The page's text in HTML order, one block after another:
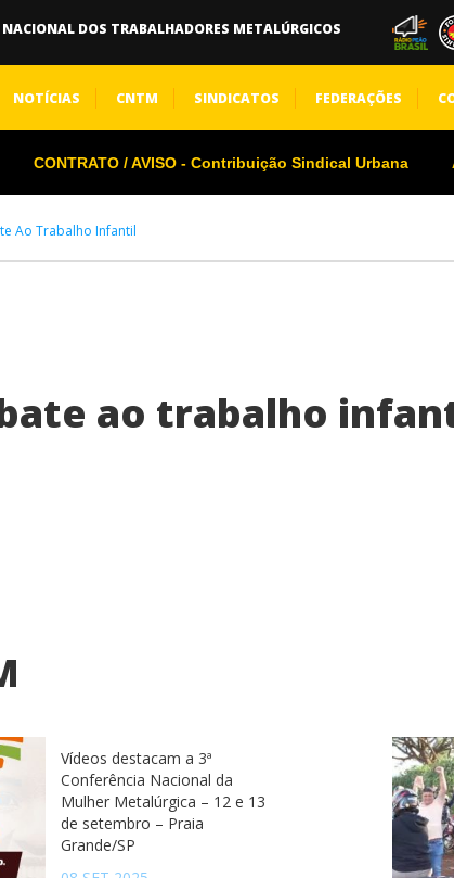
NACIONAL DOS TRABALHADORES METALÚRGICOS
NOTÍCIAS CNTM SINDICATOS FEDERAÇÕES
CONTRATO / AVISO - Contribuição Sindical Urbana
Ao Trabalho Infantil
ao trabalho
Vídeos destacam a 3ª
Conferência Nacional da
Mulher Metalúrgica – 12 e 13
de setembro – Praia
Grande/SP